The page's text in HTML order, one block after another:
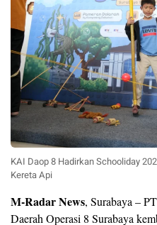
KAI Daop 8 Hadirkan Schooliday
Kereta Api
M-Radar News, Surabaya –
Daerah Operasi 8 Surabaya